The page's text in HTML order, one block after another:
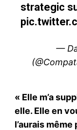
strategic
—
« Elle m’a
elle. Elle en
l’aurais même